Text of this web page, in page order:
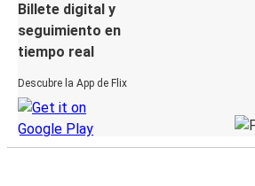
Billete digital y
seguimiento en
tiempo real
Descubre la App de Flix